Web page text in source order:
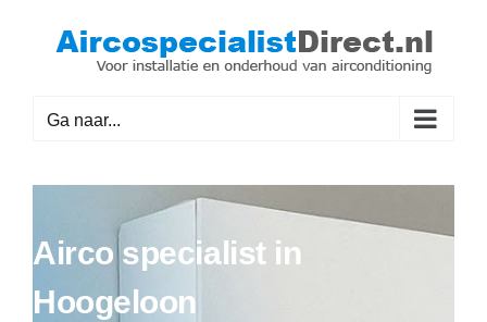
Ga naar...
Airco specialist in
Hoogeloon